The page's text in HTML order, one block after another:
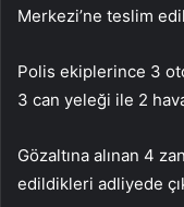
Merkezi’ne teslim
Polis ekiplerince 3
3 can yeleği ile 2
Gözaltına alınan 4
edildikleri adliyede